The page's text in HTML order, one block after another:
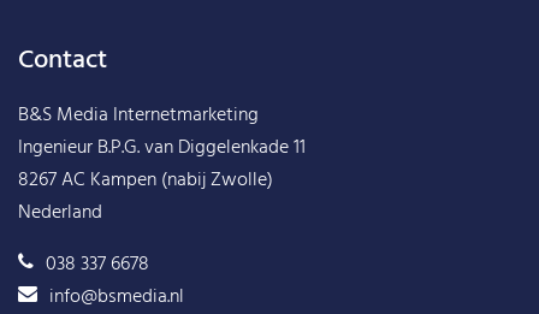
Contact
B&S Media Internetmarketing
Ingenieur B.P.G. van Diggelenkade 11
8267 AC Kampen (nabij Zwolle)
Nederland
038 337 6678
info@bsmedia.nl